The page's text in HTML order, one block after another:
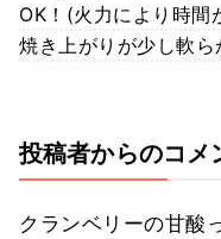
OK！(火力により時間
焼き上がりが少し軟
投稿者からのコメ
クランベリーの甘酸